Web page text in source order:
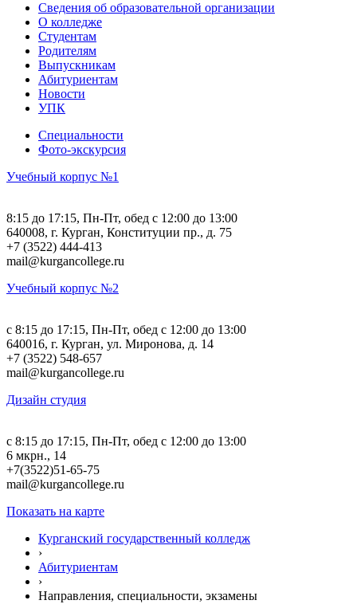
Сведения об образовательной организации
О колледже
Студентам
Родителям
Выпускникам
Абитуриентам
Новости
УПК
Специальности
Фото-экскурсия
Учебный корпус №1
8:15 до 17:15, Пн-Пт, обед с 12:00 до 13:00
640008, г. Курган, Конституции пр., д. 75
+7 (3522) 444-413
mail@kurgancollege.ru
Учебный корпус №2
c 8:15 до 17:15, Пн-Пт, обед с 12:00 до 13:00
640016, г. Курган, ул. Миронова, д. 14
+7 (3522) 548-657
mail@kurgancollege.ru
Дизайн студия
c 8:15 до 17:15, Пн-Пт, обед с 12:00 до 13:00
6 мкрн., 14
+7(3522)51-65-75
mail@kurgancollege.ru
Показать на карте
Курганский государственный колледж
›
Абитуриентам
›
Направления, специальности, экзамены